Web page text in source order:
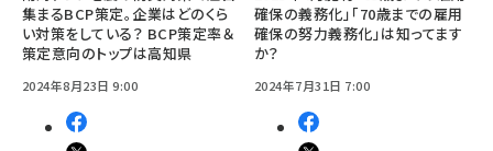
集まるBCP策定。企業はどのくら
い対策をしている？ BCP策定率＆
策定意向のトップは高知県
2024年8月23日 9:00
確保の義務化」「70歳までの雇用
確保の努力義務化」は知ってます
か？
2024年7月31日 7:00